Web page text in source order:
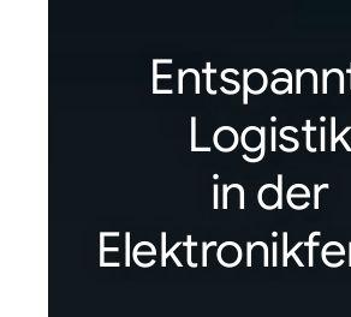
Logistik
in der